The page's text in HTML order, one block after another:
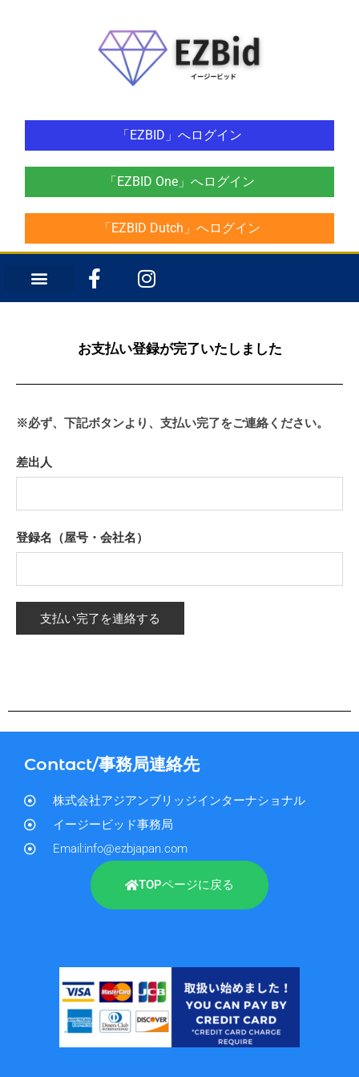
「EZBID」へログイン
「EZBID One」へログイン
「EZBID Dutch」へログイン
お支払い登録が完了いたしました
※必ず、下記ボタンより、 支払い完了をご連絡ください。
差出人
登録名（屋号・会社名）
Contact/事務局連絡先
株式会社アジアンブリッジインターナショナル
イージービッド事務局
Email:info@ezbjapan.com
TOPページに戻る